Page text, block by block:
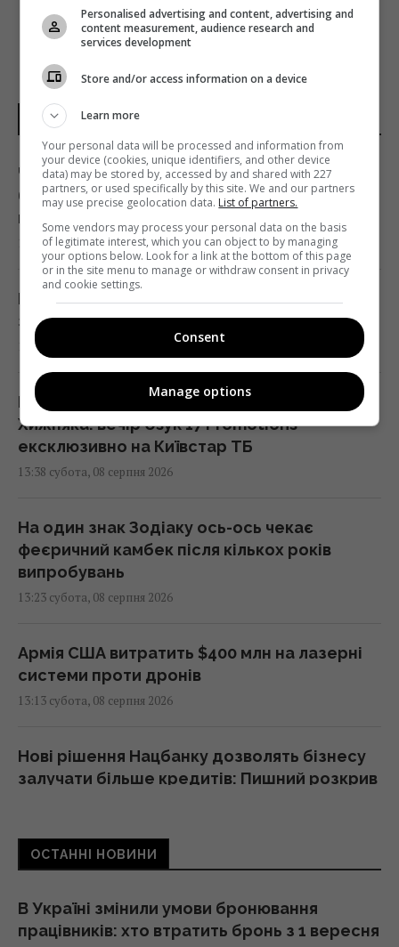
НОВИНИ УКРАЇНИ І СВІТУ
Чому коти влаштовують нічні забіги по
будинку: ветеринари пояснили таку дивну
поведінку
13:53 субота, 08 серпня 2026
Імпорт скрапленого газу з Росії до ЄС різко
зріс: яка країна купила найбільше
13:44 субота, 08 серпня 2026
Перший титульний поєдинок Олександра
Хижняка: вечір Usyk 17 Promotions
ексклюзивно на Київстар ТБ
13:38 субота, 08 серпня 2026
На один знак Зодіаку ось-ось чекає
феєричний камбек після кількох років
випробувань
13:23 субота, 08 серпня 2026
Армія США витратить $400 млн на лазерні
системи проти дронів
13:13 субота, 08 серпня 2026
Нові рішення Нацбанку дозволять бізнесу
залучати більше кредитів: Пишний розкрив
поспішає вийти заміж
13:06 субота, 08 серпня 2026
ОСТАННІ НОВИНИ
В Україні змінили умови бронювання
працівників: хто втратить бронь з 1 вересня
Personalised advertising and content, advertising and
content measurement, audience research and
services development
Store and/or access information on a device
Learn more
Your personal data will be processed and information from
your device (cookies, unique identifiers, and other device
data) may be stored by, accessed by and shared with 227
partners, or used specifically by this site. We and our partners
may use precise geolocation data. List of partners.
Some vendors may process your personal data on the basis
of legitimate interest, which you can object to by managing
your options below. Look for a link at the bottom of this page
or in the site menu to manage or withdraw consent in privacy
and cookie settings.
Consent
Manage options